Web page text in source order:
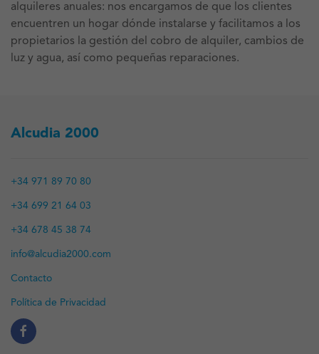
alquileres anuales: nos encargamos de que los clientes
encuentren un hogar dónde instalarse y facilitamos a los
propietarios la gestión del cobro de alquiler, cambios de
luz y agua, así como pequeñas reparaciones.
Alcudia 2000
+34 971 89 70 80
+34 699 21 64 03
+34 678 45 38 74
info@alcudia2000.com
Contacto
Política de Privacidad